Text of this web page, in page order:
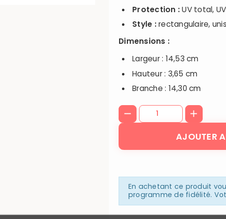
Protection :UV total,
Style :rectangulaire,
Dimensions :
Largeur : 14,53 cm
Hauteur : 3,65 cm
Branche : 14,30 cm
AJOUTER
En achetant ce produit
programme de fidélité.